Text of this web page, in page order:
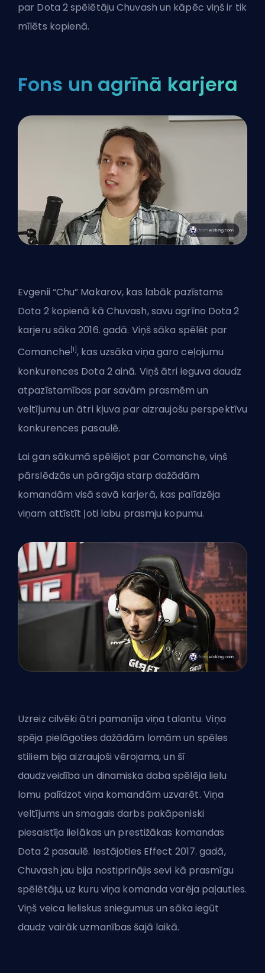
par Dota 2 spēlētāju Chuvash un kāpēc viņš ir tik
mīlēts kopienā.
Fons un agrīnā karjera
Evgenii “Chu” Makarov, kas labāk pazīstams
Dota 2 kopienā kā Chuvash, savu agrīno Dota 2
karjeru sāka 2016. gadā. Viņš sāka spēlēt par
Comanche [1] , kas uzsāka viņa garo ceļojumu
konkurences Dota 2 ainā. Viņš ātri ieguva daudz
atpazīstamības par savām prasmēm un
veltījumu un ātri kļuva par aizraujošu perspektīvu
konkurences pasaulē.
Lai gan sākumā spēlējot par Comanche, viņš
pārslēdzās un pārgāja starp dažādām
komandām visā savā karjerā, kas palīdzēja
viņam attīstīt ļoti labu prasmju kopumu.
Uzreiz cilvēki ātri pamanīja viņa talantu. Viņa
spēja pielāgoties dažādām lomām un spēles
stiliem bija aizraujoši vērojama, un šī
daudzveidība un dinamiska daba spēlēja lielu
lomu palīdzot viņa komandām uzvarēt. Viņa
veltījums un smagais darbs pakāpeniski
piesaistīja lielākas un prestižākas komandas
Dota 2 pasaulē. Iestājoties Effect 2017. gadā,
Chuvash jau bija nostiprinājis sevi kā prasmīgu
spēlētāju, uz kuru viņa komanda varēja paļauties.
Viņš veica lieliskus sniegumus un sāka iegūt
daudz vairāk uzmanības šajā laikā.